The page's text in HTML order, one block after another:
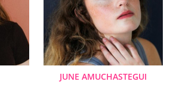
JUNE AMUCHASTEGUI